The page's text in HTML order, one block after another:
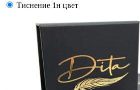
Тиснение 1н цвет